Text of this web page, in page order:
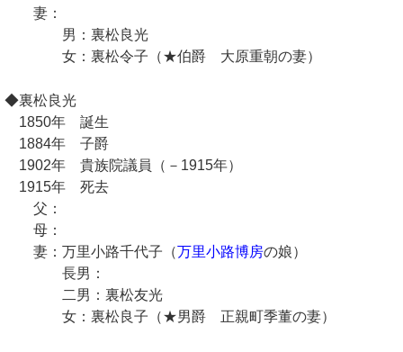
妻：
男：裏松良光
女：裏松令子（★伯爵 大原重朝の妻）
◆裏松良光
1850年 誕生
1884年 子爵
1902年 貴族院議員（－1915年）
1915年 死去
父：
母：
妻：万里小路千代子（万里小路博房の娘）
長男：
二男：裏松友光
女：裏松良子（★男爵 正親町季董の妻）